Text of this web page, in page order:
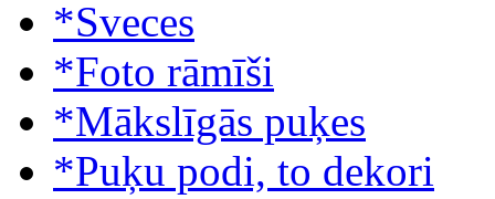
*Sveces
*Foto rāmīši
*Mākslīgās puķes
*Puķu podi, to dekori